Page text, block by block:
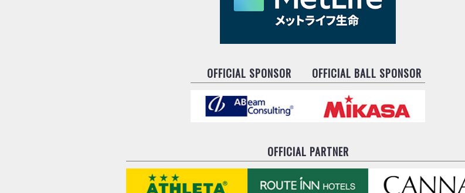
OFFICIAL SPONSOR OFFICIAL BALL SPONSOR
OFFICIAL PARTNER